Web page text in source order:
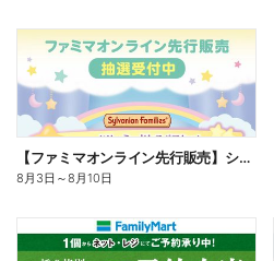
【ファミマオンライン先行販売】シルバニアファミリー
8月3日 ～8月10日